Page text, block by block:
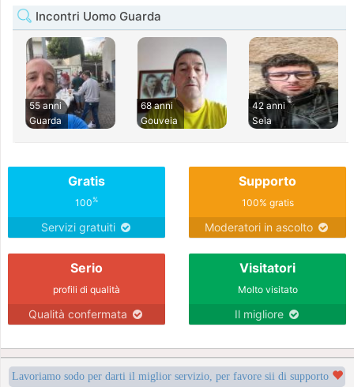
Incontri Uomo Guarda
55 anni
Guarda
68 anni
Gouveia
42 anni
Seia
Gratis
100%
Servizi gratuiti
Supporto
100% gratis
Moderatori in ascolto
Serio
profili di qualità
Qualità confermata
Visitatori
Molto visitato
Il migliore
Lavoriamo sodo per darti il miglior servizio, per favore sii di supporto